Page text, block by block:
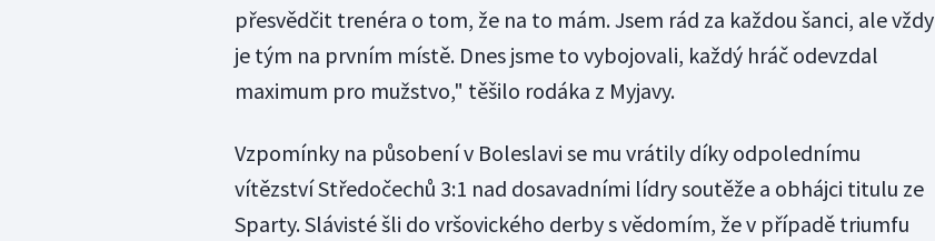
přesvědčit trenéra o tom, že na to mám. Jsem rád za každou šanci, ale vždy
je tým na prvním místě. Dnes jsme to vybojovali, každý hráč odevzdal
maximum pro mužstvo," těšilo rodáka z Myjavy.
Vzpomínky na působení v Boleslavi se mu vrátily díky odpolednímu
vítězství Středočechů 3:1 nad dosavadními lídry soutěže a obhájci titulu ze
Sparty. Slávisté šli do vršovického derby s vědomím, že v případě triumfu